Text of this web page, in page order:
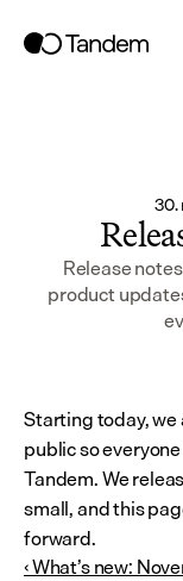
30.
Release
product
Starting today,
public so
Tandem. We
small, and this
forward.
‹ What’s new: